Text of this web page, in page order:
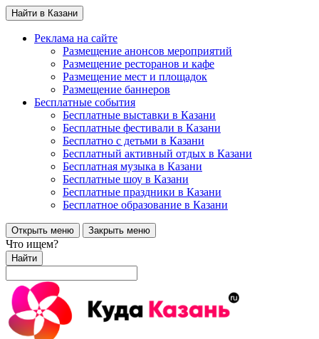
Найти в Казани
Реклама на сайте
Размещение анонсов мероприятий
Размещение ресторанов и кафе
Размещение мест и площадок
Размещение баннеров
Бесплатные события
Бесплатные выставки в Казани
Бесплатные фестивали в Казани
Бесплатно с детьми в Казани
Бесплатный активный отдых в Казани
Бесплатная музыка в Казани
Бесплатные шоу в Казани
Бесплатные праздники в Казани
Бесплатное образование в Казани
Открыть меню Закрыть меню
Что ищем?
Найти